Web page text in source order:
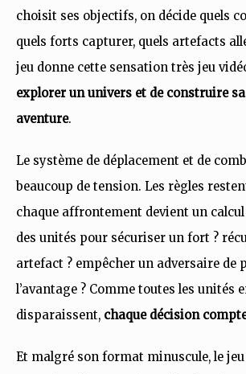
choisit ses objectifs, on décide quels
quels forts capturer, quels artefacts
jeu donne cette sensation très jeu
explorer un univers et de construire
aventure.
Le système de déplacement et de
beaucoup de tension. Les règles
chaque affrontement devient un
des unités pour sécuriser un fort ?
artefact ? empêcher un adversaire de
l’avantage ? Comme toutes les unités
disparaissent, chaque décision
Et malgré son format minuscule, le